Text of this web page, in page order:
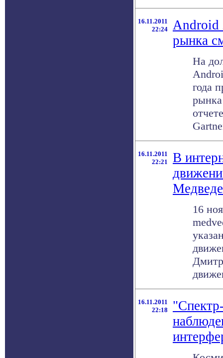
16.11.2011
22:24
Android
рынка
На
года
рынка
16.11.2011
22:21
В
16
16.11.2011
22:18